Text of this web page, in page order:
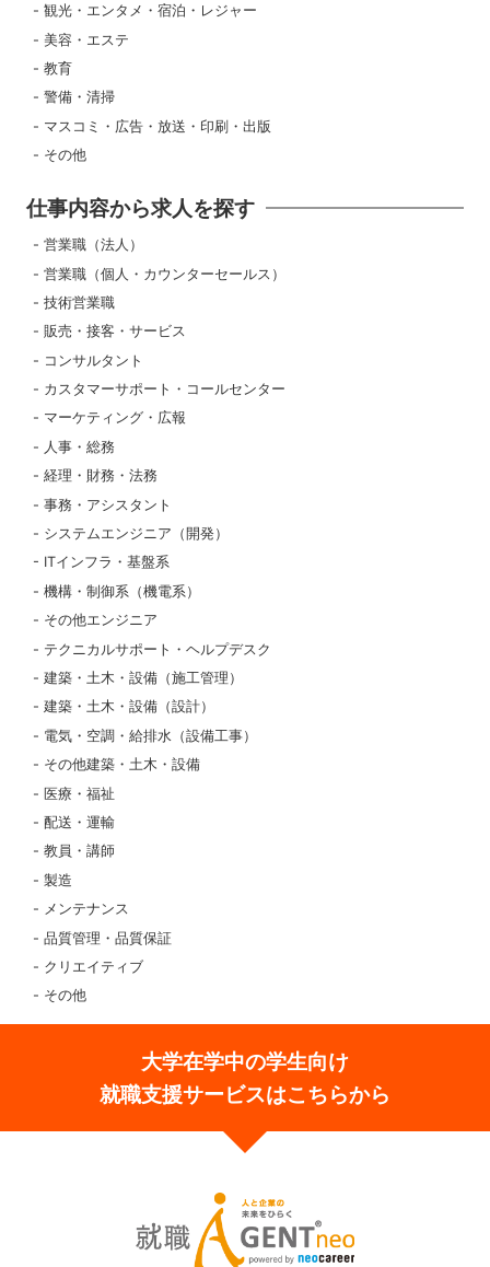
観光・エンタメ・宿泊・レジャー
美容・エステ
教育
警備・清掃
マスコミ・広告・放送・印刷・出版
その他
仕事内容から求人を探す
営業職（法人）
営業職（個人・カウンターセールス）
技術営業職
販売・接客・サービス
コンサルタント
カスタマーサポート・コールセンター
マーケティング・広報
人事・総務
経理・財務・法務
事務・アシスタント
システムエンジニア（開発）
ITインフラ・基盤系
機構・制御系（機電系）
その他エンジニア
テクニカルサポート・ヘルプデスク
建築・土木・設備（施工管理）
建築・土木・設備（設計）
電気・空調・給排水（設備工事）
その他建築・土木・設備
医療・福祉
配送・運輸
教員・講師
製造
メンテナンス
品質管理・品質保証
クリエイティブ
その他
大学在学中の学生向け
就職支援サービスはこちらから